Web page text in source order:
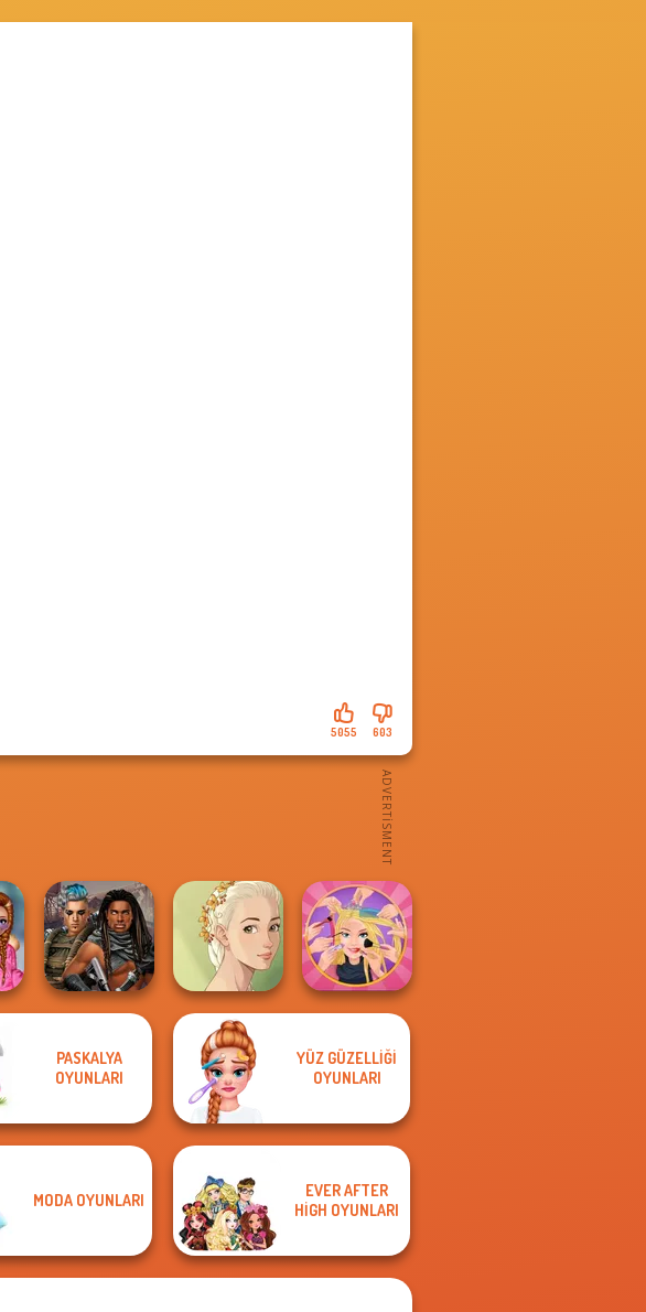
603
5055
Cyberpunk
Guardians
Natural Girl
Portrait
Extreme
Makeover
PASKALYA
OYUNLARI
YÜZ GÜZELLIĞI
OYUNLARI
MODA OYUNLARI
EVER AFTER
HIGH OYUNLARI